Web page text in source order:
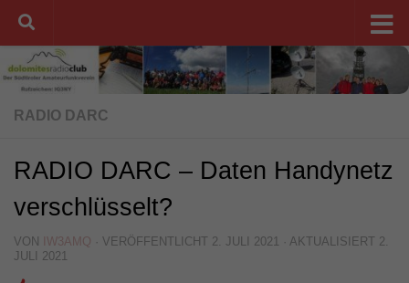
Unter dem Inhalt
RADIO DARC
RADIO DARC – Daten Handynetz
verschlüsselt?
VON IW3AMQ · VERÖFFENTLICHT 2. JULI 2021 · AKTUALISIERT 2.
JULI 2021